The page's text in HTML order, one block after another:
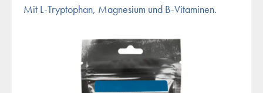
Mit L-Tryptophan, Magnesium und B-Vitaminen.